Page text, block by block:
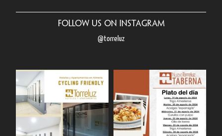
Follow us on Instagram
@torreluz